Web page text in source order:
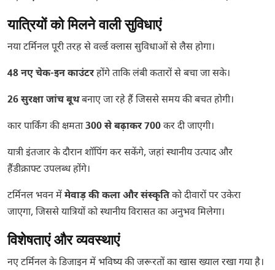
यात्रियों को मिलने वाली सुविधाएं
नया टर्मिनल पूरी तरह से वर्ल्ड क्लास सुविधाओं से लैस होगा।
48 नए चेक-इन काउंटरहोंगे ताकि लंबी कतारों से बचा जा सके।
26 सुरक्षा जांच बूथबनाए जा रहे हैं जिससे समय की बचत होगी।
कार पार्किंग की क्षमता300 से बढ़ाकर 700कर दी जाएगी।
यात्री इंतजार के दौरान शॉपिंग कर सकेंगे, जहां स्थानीय उत्पाद और
हैंडीक्राफ्ट उपलब्ध होंगे।
टर्मिनल भवन मेंमेवाड़ की कला और संस्कृतिको दीवारों पर उकेरा
जाएगा, जिससे यात्रियों को स्थानीय विरासत का अनुभव मिलेगा।
विशेषताएं और व्यवस्थाएं
नए टर्मिनल के डिजाइन में भविष्य की जरूरतों का खास ख्याल रखा गया है।